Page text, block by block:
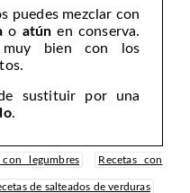
puedes mezclar con
o atún en conserva.
muy bien con los
sustituir por una
.
con legumbres Recetas con
de salteados de verduras